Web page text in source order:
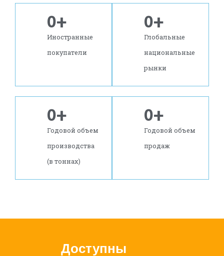
Иностранные
покупатели
0+
Глобальные
национальные
рынки
0+
Годовой объем
производства
(в тоннах)
0+
Годовой объем
продаж
0+
Доступны